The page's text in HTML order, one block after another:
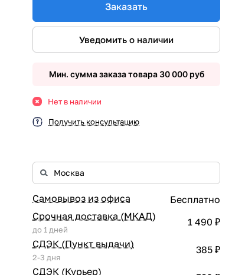
Заказать
Уведомить о наличии
Мин. сумма заказа товара 30 000 руб
Нет в наличии
Получить консультацию
Самовывоз из офиса
Бесплатно
Срочная доставка (МКАД)
до 1 дней
1 490 ₽
СДЭК (Пункт выдачи)
2-3 дня
385 ₽
СДЭК (Курьер)